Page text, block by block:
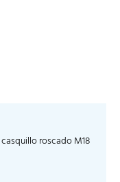
roscado M18